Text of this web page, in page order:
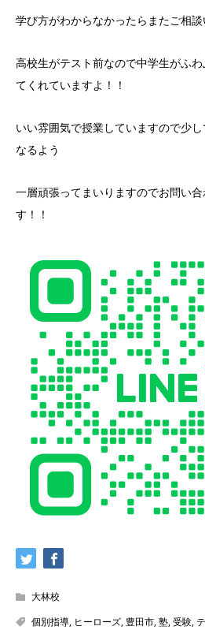
学び方がわからなかったらまたご相
高校生がテスト前なので中学生がふ
てくれていますよ！！
いい雰囲気で授業していますので少
なるよう
一層頑張ってまいりますのでお問い
す！！
大林校
個別指導, ヒーローズ, 豊田市,塾,受験,